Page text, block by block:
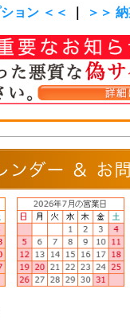
ョン ＜＜ ＞＞